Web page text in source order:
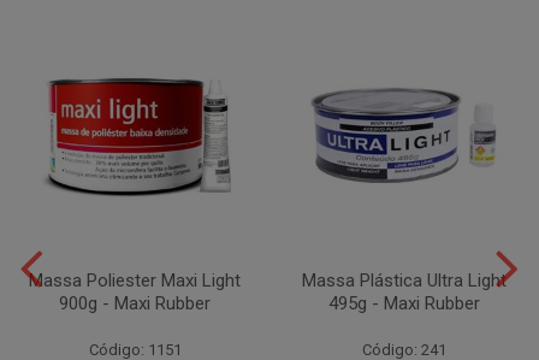
Massa Poliester Maxi Light
900g - Maxi Rubber
Código: 1151
Massa Plástica Ultra Light
495g - Maxi Rubber
Código: 241